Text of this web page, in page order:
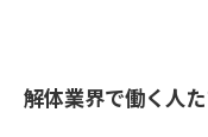
解体業界で働く人